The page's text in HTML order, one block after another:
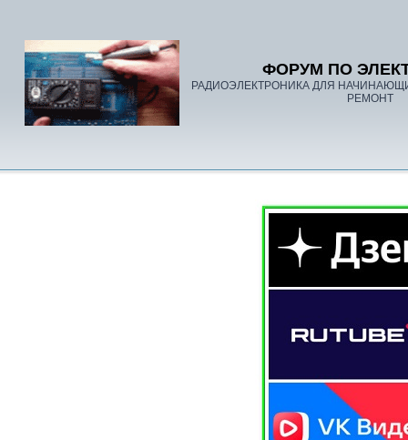
ФОРУМ ПО
РАДИОЭЛЕКТРОНИКА ДЛЯ
РЕМОНТ